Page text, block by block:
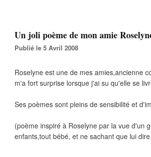
Un joli poème de mon amie
Publié le 5 Avril 2008
Roselyne est une de mes amies,ancienne
m'a fort surprise lorsque j'ai su qu'elle se
Ses poèmes sont pleins de sensibilité et
(poème inspiré à Roselyne par la vue d'un
enfants,tout bébé, et ne sachant que lui